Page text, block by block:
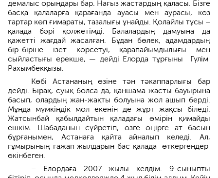
демалыс орындары бар. Нағыз жастардың қаласы. Бізге
басқа қалаларға қарағанда ауасы мен аурасы, көз
тартар көп ғимараты, тазалығы ұнайды. Қолайлы тұсы –
қалада бәрі қолжетімді. Балалардың дамуына да
қажетті жағдай жасалған. Бұдан бөлек, адамдардың
бір-біріне ізет көрсетуі, қарапайымдылығы мен
сыйластығы ерекше, — дейді Елорда тұрғыны Гүлім
Рахымбекқызы.
Көбі Астананың өзіне тән тәкаппарлығы бар
дейді. Бірақ, суық болса да, қаншама жасты бауырына
басып, олардың жан-жақты болуына жол ашып берді.
Мұнда мүмкіндік мол екенін де жұрт жақсы біледі.
Жатсынбай қабылдайтын қаладағы өмірін қимайды
ешкім. Шабаданын сүйретіп, өзге өңірге ат басын
бұрғанымен, Астанаға қайта айналып келеді. Ал,
ғұмырының ғажап жылдарын бас қалада өткергендер
өкінбеген.
– Елордаға 2007 жылы келдім. 9-сыныпты